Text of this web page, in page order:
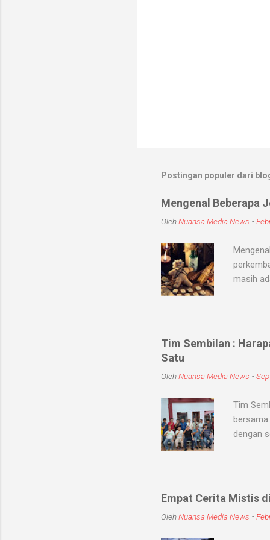
Postingan populer dari
Mengenal Beberapa
OlehNuansa Media News -
masih
objek
kaum
untuk
khodam
Tim Sembilan :
Satu
OlehNuansa Media News -
Tim
dengan
dengan
jum'at
mereka
Empat Cerita Mistis
OlehNuansa Media News -